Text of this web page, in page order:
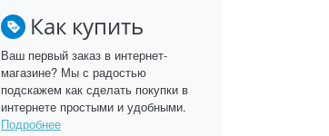
Как купить
Ваш первый заказ в интернет-
магазине? Мы с радостью
подскажем как сделать покупки в
интернете простыми и удобными.
Подробнее